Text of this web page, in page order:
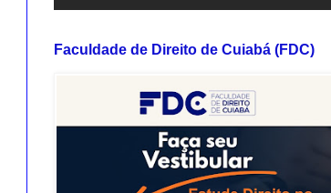
Faculdade de Direito de Cuiabá (FDC)